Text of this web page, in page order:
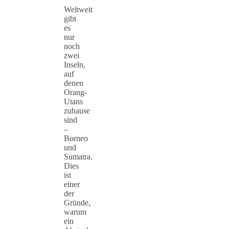
Weltweit
gibt
es
nur
noch
zwei
Inseln,
auf
denen
Orang-
Utans
zuhause
sind
–
Borneo
und
Sumatra.
Dies
ist
einer
der
Gründe,
warum
ein